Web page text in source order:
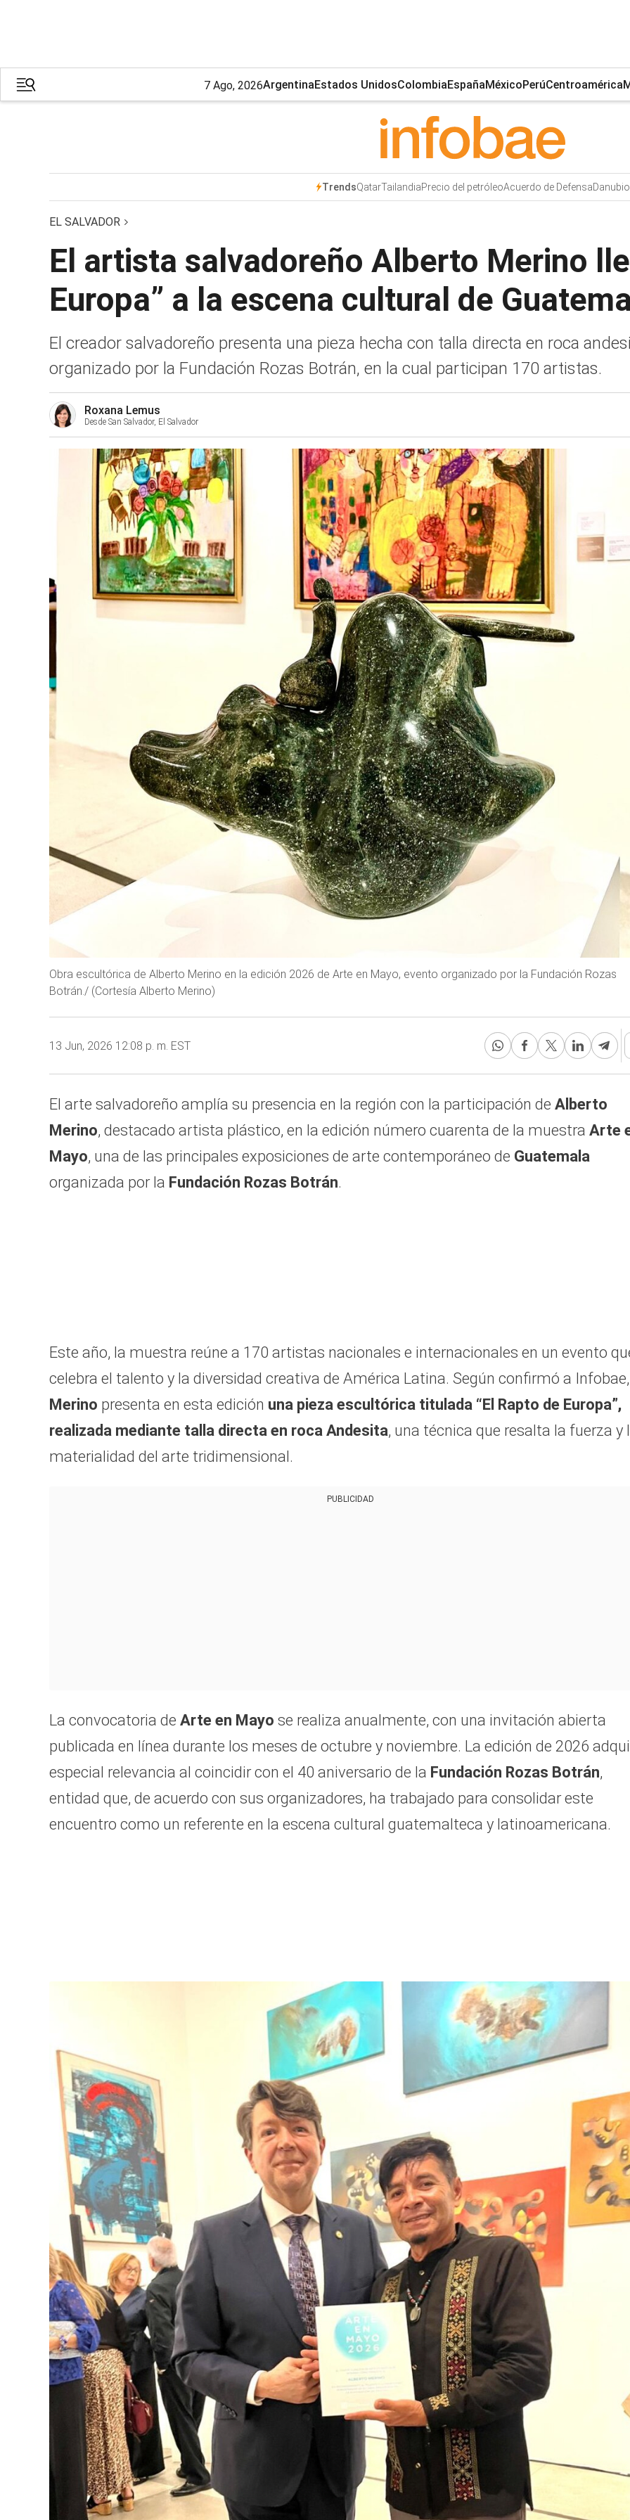
7 Ago, 2026ArgentinaEstados UnidosColombiaEspañaMéxicoPerúCentroamérica
TrendsQatarTailandiaPrecio del petróleoAcuerdo de DefensaDanubio
EL SALVADOR
El artista salvadoreño Alberto Merino
Europa” a la escena cultural de
El creador salvadoreño presenta una pieza hecha con talla directa en roca
organizado por la Fundación Rozas Botrán, en la cual participan 170 artistas.
Roxana Lemus
Desde San Salvador, El Salvador
Obra escultórica de Alberto Merino en la edición 2026 de Arte en Mayo, evento organizado por la Fundación Rozas
Botrán./ (Cortesía Alberto Merino)
13 Jun, 2026 12:08 p. m. EST
El arte salvadoreño amplía su presencia en la región con la participación de Alberto
Merino, destacado artista plástico, en la edición número cuarenta de la muestra Arte
Mayo, una de las principales exposiciones de arte contemporáneo de Guatemala
organizada por la Fundación Rozas Botrán.
Este año, la muestra reúne a 170 artistas nacionales e internacionales en un evento
celebra el talento y la diversidad creativa de América Latina. Según confirmó a Infobae,
Merino presenta en esta edición una pieza escultórica titulada “El Rapto de Europa”,
realizada mediante talla directa en roca Andesita, una técnica que resalta la fuerza y
materialidad del arte tridimensional.
PUBLICIDAD
La convocatoria de Arte en Mayo se realiza anualmente, con una invitación abierta
publicada en línea durante los meses de octubre y noviembre. La edición de 2026
especial relevancia al coincidir con el 40 aniversario de la Fundación Rozas Botrán,
entidad que, de acuerdo con sus organizadores, ha trabajado para consolidar este
encuentro como un referente en la escena cultural guatemalteca y latinoamericana.